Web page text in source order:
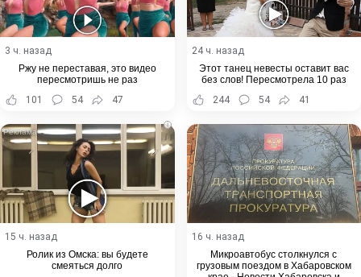
3 ч. назад
Ржу не переставая, это видео
пересмотришь не раз
101
54 47
24 ч. назад
Этот танец невесты оставит вас
без слов! Пересмотрела 10 раз
244
54 41
i
15 ч. назад
Ролик из Омска: вы будете
смеяться долго
16 ч. назад
Микроавтобус столкнулся с
грузовым поездом в Хабаровском